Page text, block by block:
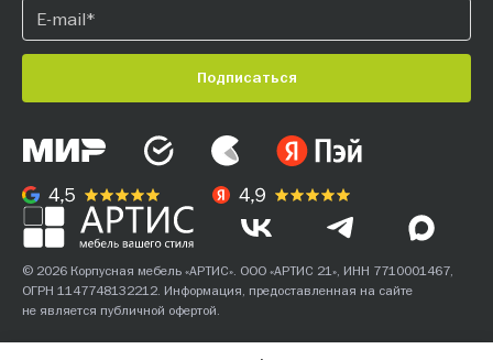
Подписаться
© 2026 Корпусная мебель «АРТИС». ООО «АРТИС 21», ИНН 7710001467,
ОГРН 1147748132212. Информация, предоставленная на сайте
не является публичной офертой.